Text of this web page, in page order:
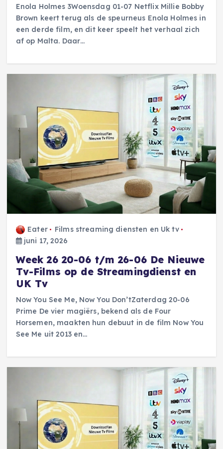
Enola Holmes 3Woensdag 01-07 Netflix Millie Bobby
Brown keert terug als de speurneus Enola Holmes in
een derde film, en dit keer speelt het verhaal zich
af op Malta. Daar…
Eater
Films streaming diensten en Uk tv
juni 17, 2026
Week 26 20-06 t/m 26-06 De Nieuwe
Tv-Films op de Streamingdienst en
UK Tv
Now You See Me, Now You Don’tZaterdag 20-06
Prime De vier magiërs, bekend als de Four
Horsemen, maakten hun debuut in de film Now You
See Me uit 2013 en…